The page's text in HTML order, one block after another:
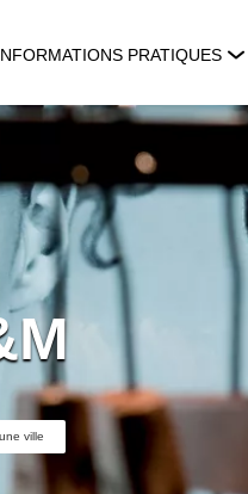
PRATIQUES
ville